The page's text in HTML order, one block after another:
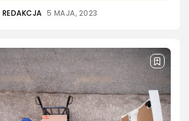
REDAKCJA 5 MAJA, 2023